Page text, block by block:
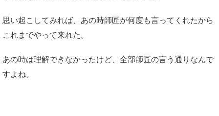
思い起こしてみれば、あの時師匠が何度も言ってくれたから
これまでやって来れた。
あの時は理解できなかったけど、全部師匠の言う通りなんで
すよね。